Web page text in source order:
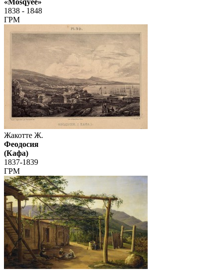
«Mosqyee»
1838 - 1848
ГРМ
Жакотте Ж.
Феодосия
(Кафа)
1837-1839
ГРМ